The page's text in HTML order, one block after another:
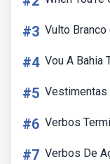
#3 Vulto Branco
#4 Vou A Bahia
#5 Vestimentas
#6 Verbos
#7 Verbos De